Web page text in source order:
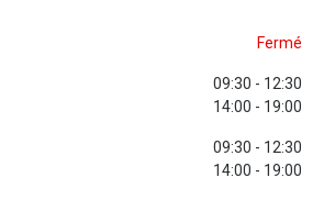
Tory burch
Coach
DbyD
Fermé
09:30 - 12:30
14:00 - 19:00
09:30 - 12:30
14:00 - 19:00